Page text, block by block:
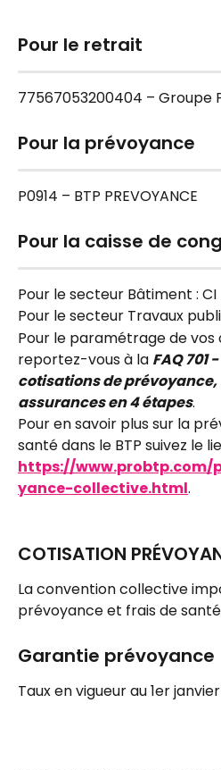
Pour le retrait
77567053200404 – Groupe
Pour la prévoyance
P0914 – BTP PREVOYANCE
Pour la caisse de
Pour le secteur Bâtiment : CI
Pour le secteur Travaux
Pour le paramétrage de vos
reportez-vous à la FAQ 701
cotisations de
assurances en 4 étapes.
Pour en savoir plus sur la
santé dans le BTP suivez le
https://www.probtp.com/
yance-collective.html.
COTISATION
La convention collective
prévoyance et frais de
Garantie prévoyance
Taux en vigueur au 1er